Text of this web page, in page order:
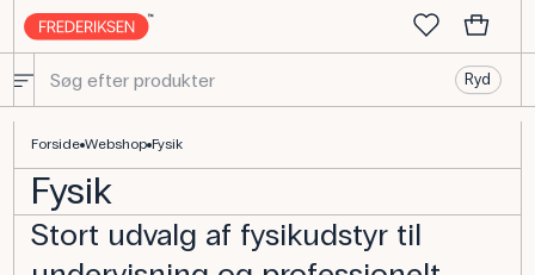
Ryd
Forside Webshop Fysik
Fysik
Stort udvalg af fysikudstyr til